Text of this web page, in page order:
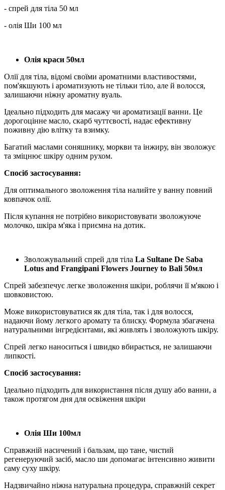
- спрей для тіла 50 мл
- олія Ши 100 мл
Олія краси 50мл
Олії для тіла, відомі своїми ароматними властивостями,
пом'якшують і ароматизують не тільки тіло, але й волосся,
залишаючи ніжну ароматну вуаль.
Ідеально підходить для масажу чи ароматизації ванни. Це
дорогоцінне масло, скарб чуттєвості, надає ефективну
поживну дію влітку та взимку.
Багатий маслами соняшнику, моркви та інжиру, він зволожує
та зміцнює шкіру одним рухом.
Спосіб застосування:
Для оптимального зволоження тіла налийте у ванну повний
ковпачок олії.
Після купання не потрібно використовувати зволожуюче
молочко, шкіра м'яка і приємна на дотик.
Зволожувальний спрей для тіла La Sultane De Saba
Lotus and Frangipani Flowers Journey to Bali 50мл
Спрей забезпечує легке зволоження шкіри, роблячи її м'якою і
шовковистою.
Може використовуватися як для тіла, так і для волосся,
надаючи йому легкого аромату та блиску. Формула збагачена
натуральними інгредієнтами, які живлять і зволожують шкіру.
Спрей легко наноситься і швидко вбирається, не залишаючи
липкості.
Спосіб застосування:
Ідеально підходить для використання після душу або ванни, а
також протягом дня для освіження шкіри
Олія Ши 100мл
Справжній насичений і бальзам, що тане, чистий
регенеруючий засіб, масло ши допомагає інтенсивно живити
саму суху шкіру.
Надзвичайно ніжна натуральна процедура, справжній секрет